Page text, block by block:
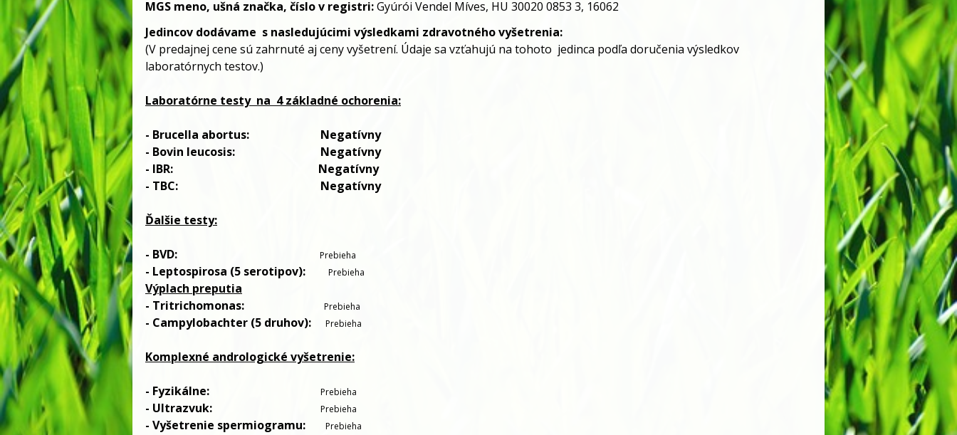
MGS meno, ušná značka, číslo v registri:Gyúrói Vendel Míves, HU 30020 0853 3, 16062
Jedincov dodávame s nasledujúcimi výsledkami zdravotného vyšetrenia:
(V predajnej cene sú zahrnuté aj ceny vyšetrení. Údaje sa vzťahujú na tohoto jedinca podľa doručenia výsledkov
laboratórnych testov.)
Laboratórne testy na 4 základné ochorenia:
- Brucella abortus: Negatívny
- Bovin leucosis: Negatívny
- IBR: Negatívny
- TBC: Negatívny
Ďalšie testy:
- BVD: Prebieha
- Leptospirosa (5 serotipov): Prebieha
Výplach preputia
- Tritrichomonas:
Prebieha
- Campylobachter (5 druhov): Prebieha
Komplexné andrologické vyšetrenie:
- Fyzikálne: Prebieha
- Ultrazvuk: Prebieha
- Vyšetrenie spermiogramu: Prebieha